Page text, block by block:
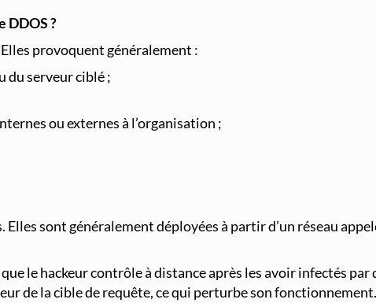
DDOS ?
provoquent généralement :
du serveur ciblé ;
ou externes à l’organisation ;
sont généralement déployées à partir d’un réseau
le hackeur contrôle à distance après les avoir infectés par
de la cible de requête, ce qui perturbe son fonctionnement.